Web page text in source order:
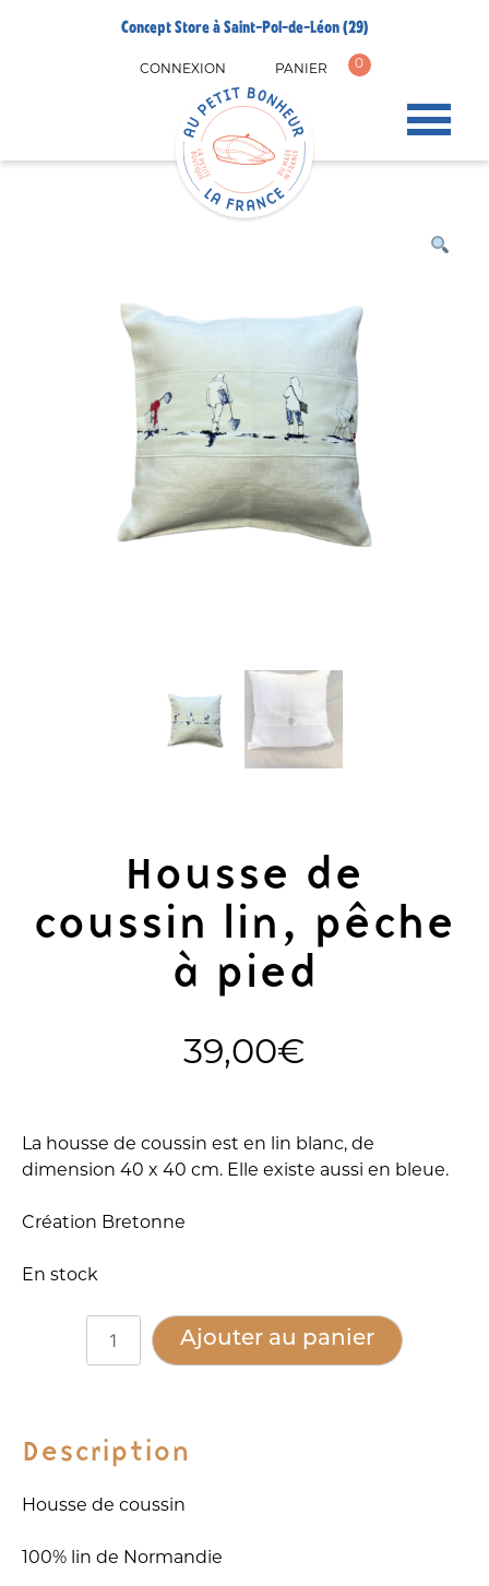
Concept Store à Saint-Pol-de-Léon (29)
CONNEXION PANIER 0
Housse de
coussin lin, pêche
à pied
39,00€
La housse de coussin est en lin blanc, de
dimension 40 x 40 cm. Elle existe aussi en bleue.
Création Bretonne
En stock
lin,
à
Ajouter au panier
Alternative:
Description
Housse de coussin
100% lin de Normandie